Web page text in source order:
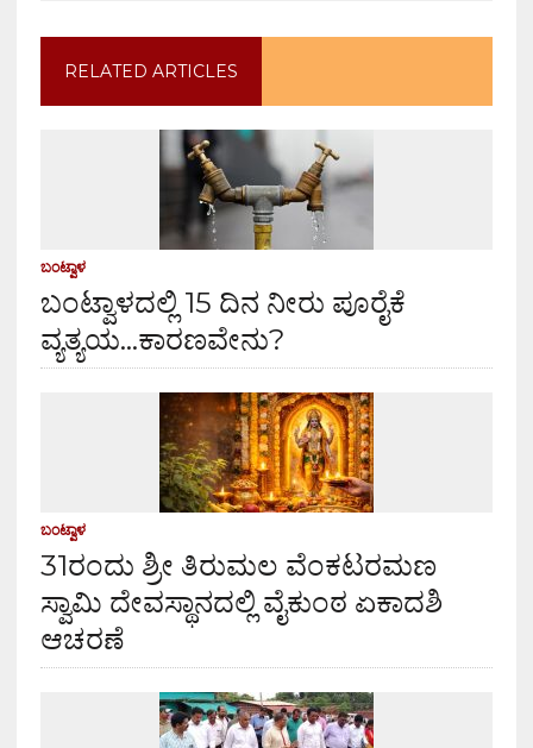
RELATED ARTICLES
ಬಂಟ್ವಾಳ
ಬಂಟ್ವಾಳದಲ್ಲಿ 15 ದಿನ ನೀರು ಪೂರೈಕೆ
ವ್ಯತ್ಯಯ…ಕಾರಣವೇನು?
ಬಂಟ್ವಾಳ
31ರಂದು ಶ್ರೀ ತಿರುಮಲ ವೆಂಕಟರಮಣ
ಸ್ವಾಮಿ ದೇವಸ್ಥಾನದಲ್ಲಿ ವೈಕುಂಠ ಏಕಾದಶಿ
ಆಚರಣೆ